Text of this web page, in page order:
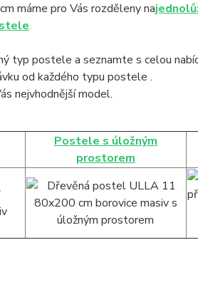
máme pro Vás rozděleny na
.
typ postele a seznamte s celou
od každého typu postele .
nejvhodnější model.
Postele s úložným
prostorem